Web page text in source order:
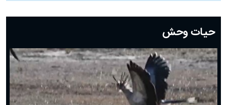
دعای روز بیستم ماه رمضان؛ ۱۹ اسفند ۱۴۰۴
دعای روز هشتم ماه مبارک رمضان؛ ۷ اسفند ماه ۱۴۰۴
دعای روز هفتم ماه رمضان؛ ۶ اسفند ۱۴۰۴
دعای روز ششم ماه رمضان؛ ۵ اسفند ۱۴۰۴
دعای روز پنجم ماه رمضان؛ ۴ اسفند ۱۴۰۴
دعای روز چهارم ماه مبارک رمضان؛ ۳ اسفند ۱۴۰۴
دعای روز سوم ماه مبارک رمضان؛ ۱۴ اسفند ۱۴۰۴
حیات وحش